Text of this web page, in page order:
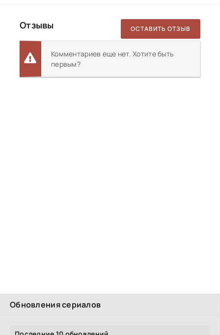
Обновления сериалов
Отзывы ОСТАВИТЬ ОТЗЫВ
Комментариев еще нет. Хотите быть
первым?